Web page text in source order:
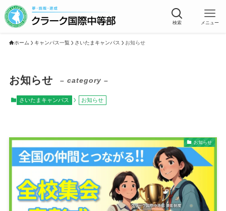
検索 メニュー
ホーム キャンパス一覧 さいたまキャンパス お知らせ
お知らせ – category –
さいたまキャンパス お知らせ
お知らせ